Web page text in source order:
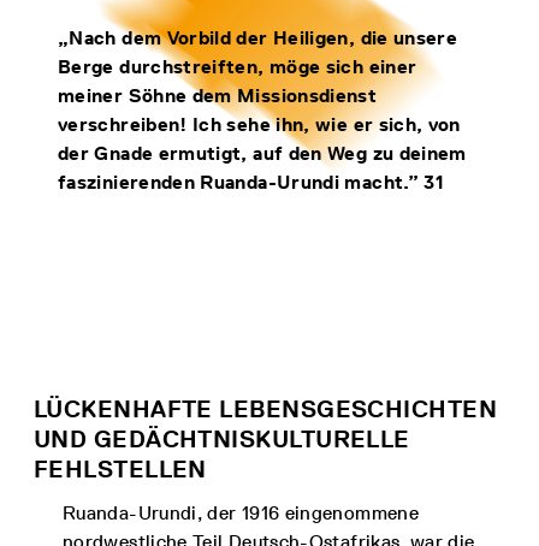
„Nach dem Vorbild der Heiligen, die unsere
Berge durchstreiften, möge sich einer
meiner Söhne dem Missionsdienst
verschreiben! Ich sehe ihn, wie er sich, von
der Gnade ermutigt, auf den Weg zu deinem
faszinierenden Ruanda-Urundi macht.” 31
LÜCKENHAFTE LEBENSGESCHICHTEN
UND GEDÄCHTNISKULTURELLE
FEHLSTELLEN
Ruanda-Urundi, der 1916 eingenommene